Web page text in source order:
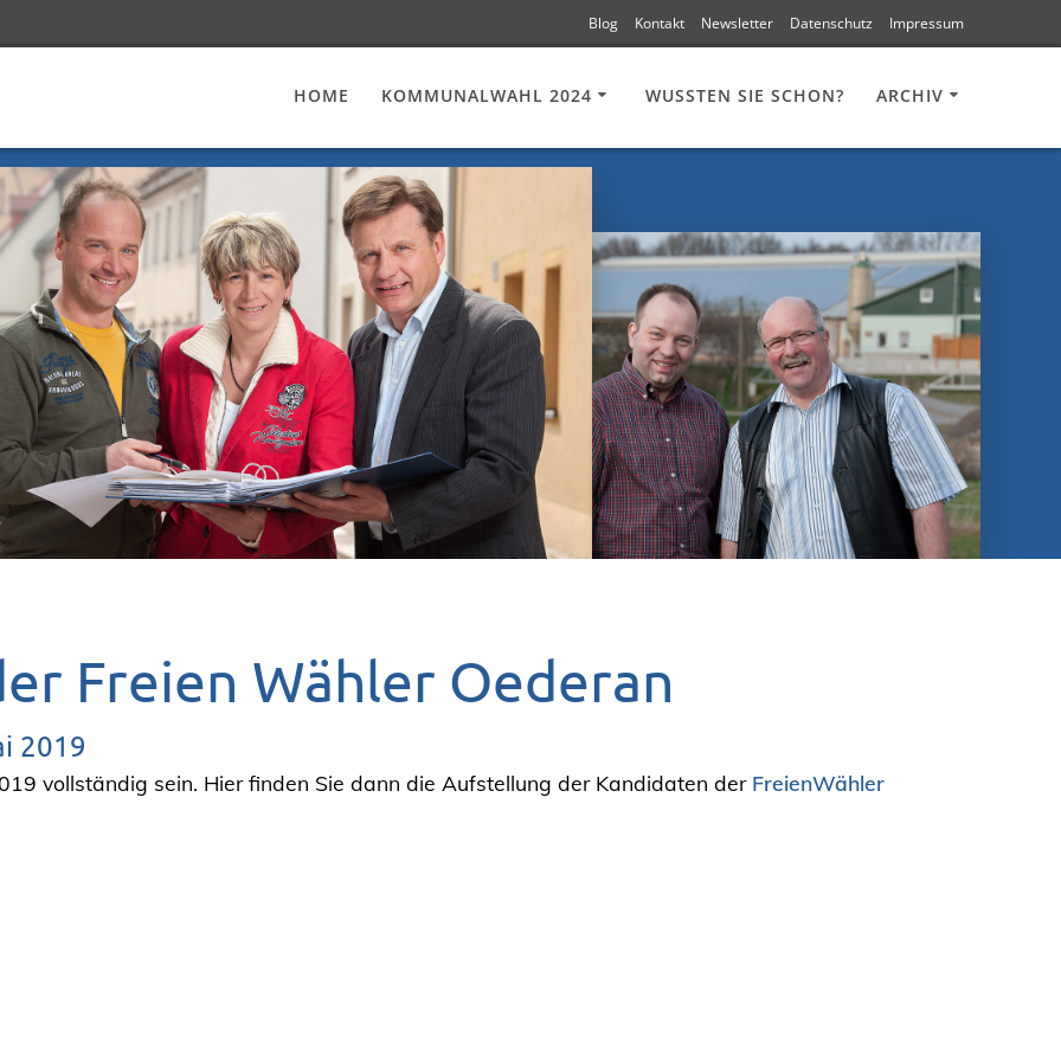
Blog Kontakt Newsletter Datenschutz Impressum
HOME KOMMUNALWAHL 2024 WUSSTEN SIE SCHON? ARCHIV
Freien Wähler Oederan
2019
vollständig sein. Hier finden Sie dann die Aufstellung der Kandidaten der FreienWähler